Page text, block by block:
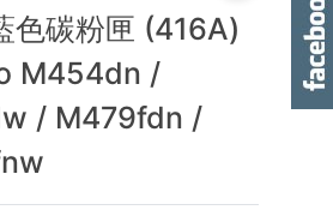
色碳粉匣 (416A)
M454dn /
/ M479fdn /